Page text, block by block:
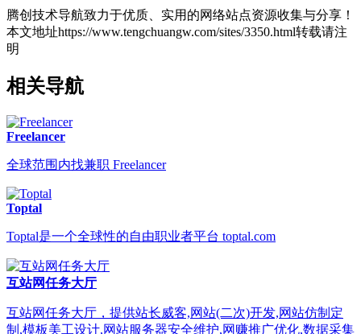
腾创技术导航致力于优质、实用的网络站点资源收集与分享！
本文地址https://www.tengchuangw.com/sites/3350.html转载请注
明
相关导航
Freelancer
全球范围内找兼职 Freelancer
Toptal
Toptal是一个全球性的自由职业者平台 toptal.com
互站网任务大厅
互站网任务大厅，提供站长威客,网站(二次)开发,网站仿制定
制,模板美工设计,网站服务器安全维护,网赚推广优化,数据采集